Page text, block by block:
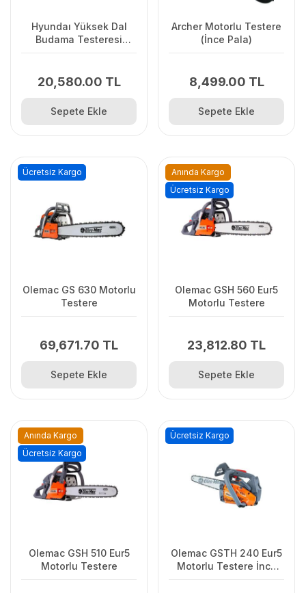
Hyundaı Yüksek Dal
Budama Testeresi
20,580.00 TL
Sepete Ekle
Archer Motorlu Testere
(İnce Pala)
8,499.00 TL
Sepete Ekle
Olemac GS 630 Motorlu
Testere
69,671.70 TL
Ücretsiz Kargo
Sepete Ekle
Olemac GSH 560 Eur5
Motorlu Testere
23,812.80 TL
Anında Kargo
Ücretsiz Kargo
Sepete Ekle
Olemac GSH 510 Eur5
Motorlu Testere
Anında Kargo
Ücretsiz Kargo
Olemac GSTH 240 Eur5
Motorlu Testere İnce
Ücretsiz Kargo